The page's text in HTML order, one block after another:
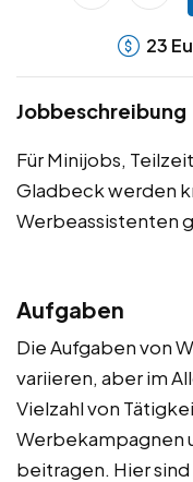
23
Jobbeschreibung
Für Minijobs,
Gladbeck werden
Werbeassistenten
Aufgaben
Die Aufgaben von
variieren, aber im
Vielzahl von
Werbekampagnen
beitragen. Hier